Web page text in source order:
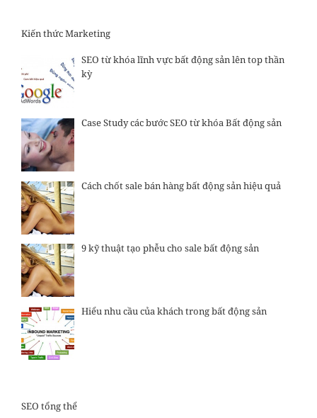
Kiến thức Marketing
SEO từ khóa lĩnh vực bất động sản lên top thần
kỳ
Case Study các bước SEO từ khóa Bất động sản
Cách chốt sale bán hàng bất động sản hiệu quả
9 kỹ thuật tạo phễu cho sale bất động sản
Hiểu nhu cầu của khách trong bất động sản
SEO tổng thể